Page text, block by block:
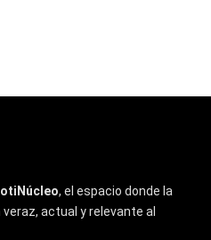
, el espacio donde la
actual y relevante al